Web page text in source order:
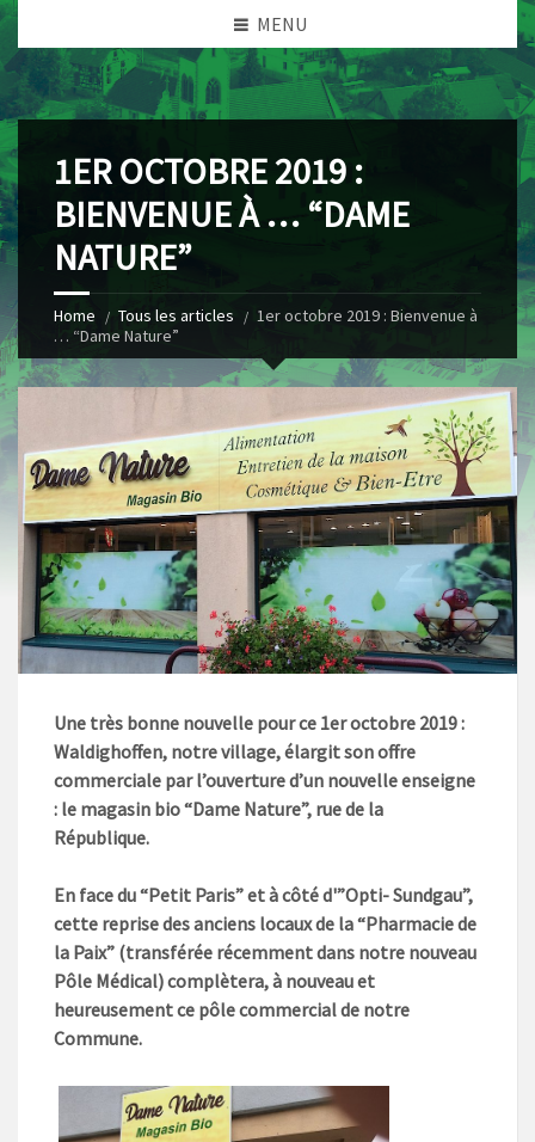
MENU
1ER OCTOBRE 2019 :
BIENVENUE À … “DAME
NATURE”
Home Tous les articles
1er octobre 2019 : Bienvenue à
… “Dame Nature”
Une très bonne nouvelle pour ce 1er octobre 2019 :
Waldighoffen, notre village, élargit son offre
commerciale par l’ouverture d’un nouvelle enseigne
: le magasin bio “Dame Nature”, rue de la
République.
En face du “Petit Paris” et à côté d'”Opti- Sundgau”,
cette reprise des anciens locaux de la “Pharmacie de
la Paix” (transférée récemment dans notre nouveau
Pôle Médical) complètera, à nouveau et
heureusement ce pôle commercial de notre
Commune.